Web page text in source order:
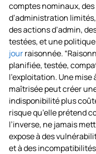
comptes nominaux,
d’administration
des actions d’admin,
testées, et une
jour raisonnée.
planifiée, testée,
l’exploitation. Une mise
maîtrisée peut créer
indisponibilité plus
risque qu’elle prétend
l’inverse, ne jamais
expose à des
et à des